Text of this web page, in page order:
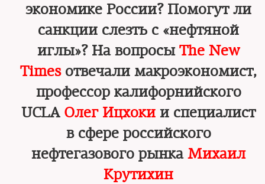
экономике России? Помогут ли
санкции слезть с «нефтяной
иглы»? На вопросы The New
Timesотвечали макроэкономист,
профессор калифорнийского
UCLA Олег Ицхоки и специалист
в сфере российского
нефтегазового рынка Михаил
Крутихин